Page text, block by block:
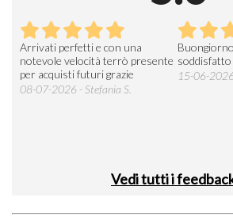
Arrivati perfetti e con una
notevole velocità terrò presente
per acquisti futuri grazie
08-07-2026 - Stefania S.
soddisfatto
15-06-2026
Vedi tutti i